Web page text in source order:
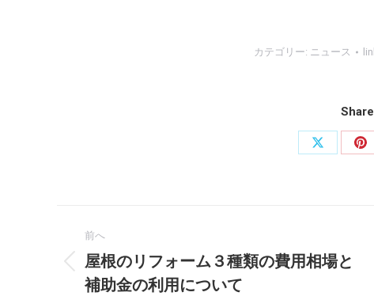
カテゴリー: ニュース
X
稿
前へ
前
の
屋根のリフォーム３種類の費用相場と
補助金の利用について